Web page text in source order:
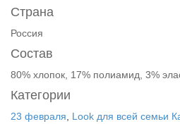
Страна
Россия
Состав
80% хлопок, 17% полиамид, 3%
Категории
23 февраля Look для всей семьи